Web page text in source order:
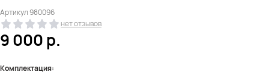
Артикул980096
нет отзывов
9 000р.
Комплектация: